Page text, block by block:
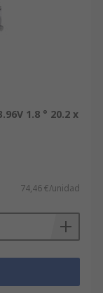
1.8 ° 20.2 x
74,46 €/unidad